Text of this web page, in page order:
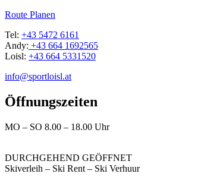
Route Planen
Tel: +43 5472 6161
Andy: +43 664 1692565
Loisl: +43 664 5331520
info@sportloisl.at
Öffnungs­zeiten
MO – SO 8.00 – 18.00 Uhr
DURCHGEHEND GEÖFFNET
Skiverleih – Ski Rent – Ski Verhuur